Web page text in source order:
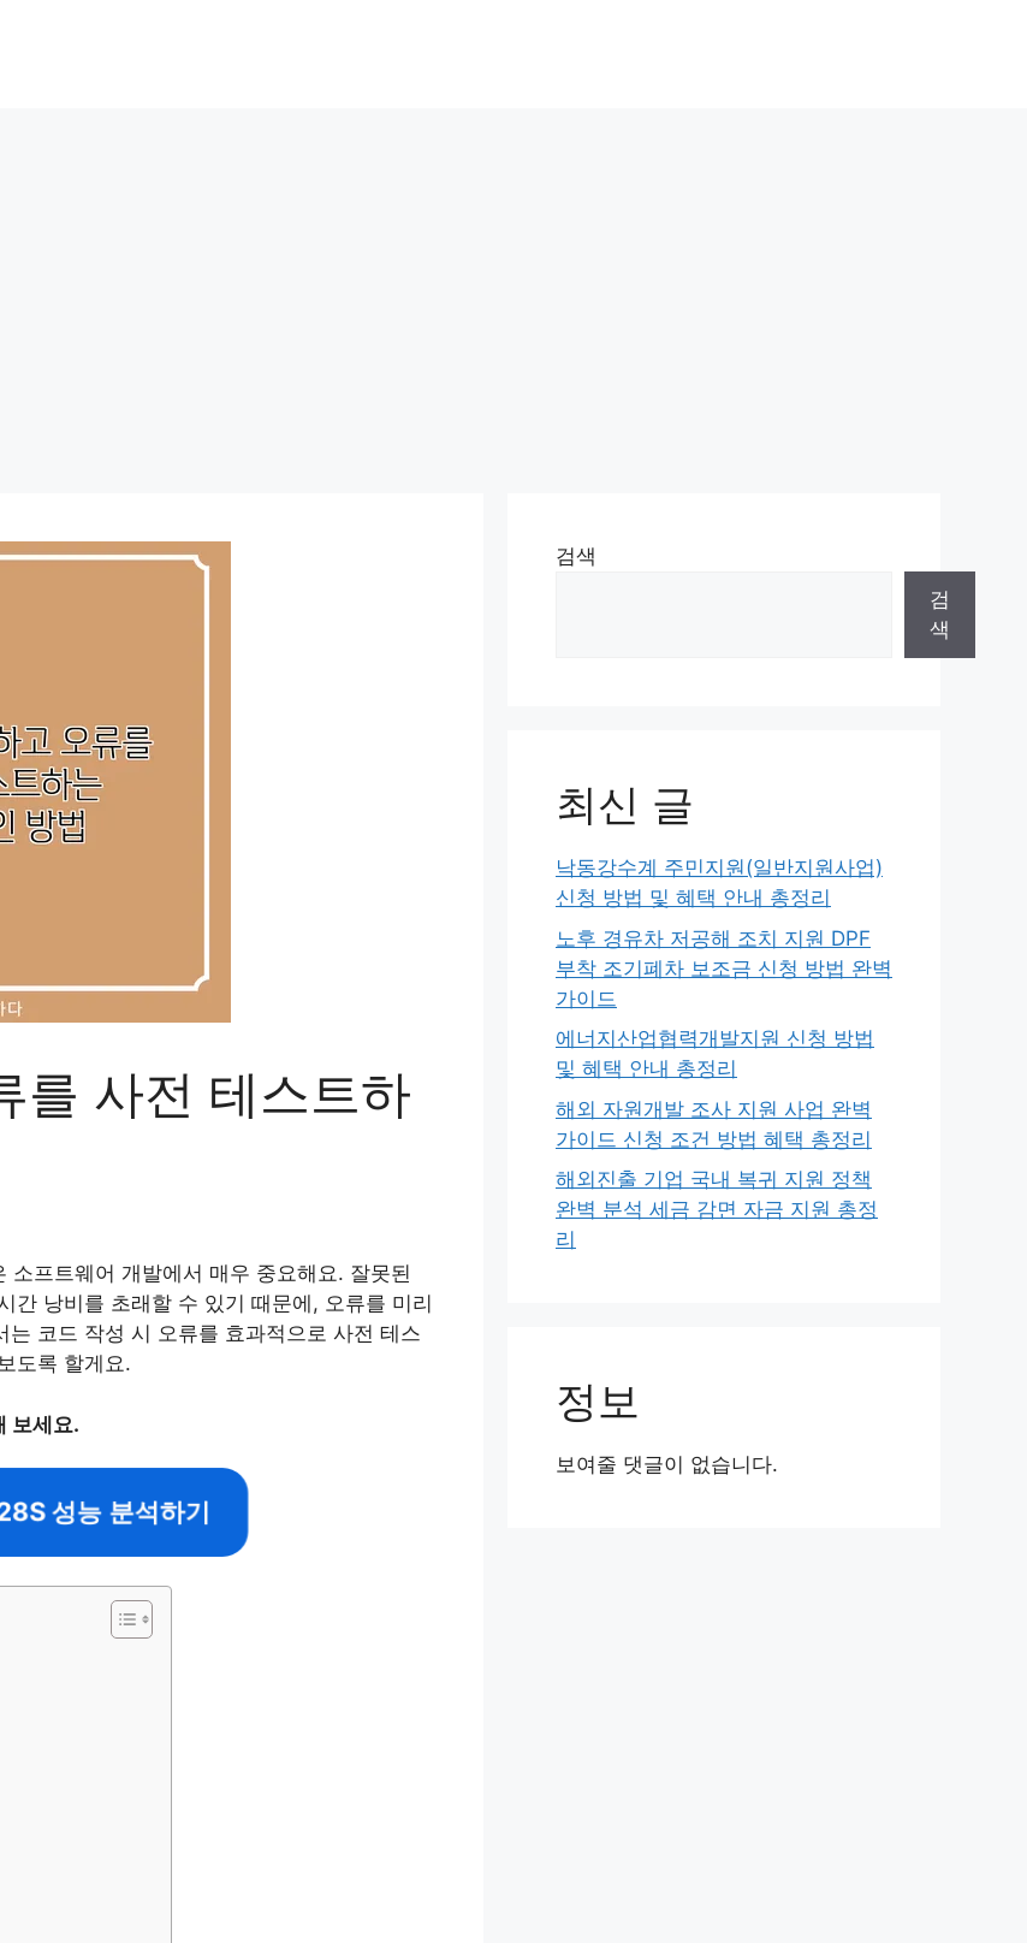
를 사전 테스트하
소프트웨어 개발에서 매우 중요해요. 잘못된
간 낭비를 초래할 수 있기 때문에, 오류를 미리
코드 작성 시 오류를 효과적으로 사전 테스
도록 할게요.
보세요.
성능 분석하기
검색
검
색
최신 글
낙동강수계 주민지원(일반지원사업)
신청 방법 및 혜택 안내 총정리
노후 경유차 저공해 조치 지원 DPF
부착 조기폐차 보조금 신청 방법 완벽
가이드
에너지산업협력개발지원 신청 방법
및 혜택 안내 총정리
해외 자원개발 조사 지원 사업 완벽
가이드 신청 조건 방법 혜택 총정리
해외진출 기업 국내 복귀 지원 정책
완벽 분석 세금 감면 자금 지원 총정
리
정보
보여줄 댓글이 없습니다.